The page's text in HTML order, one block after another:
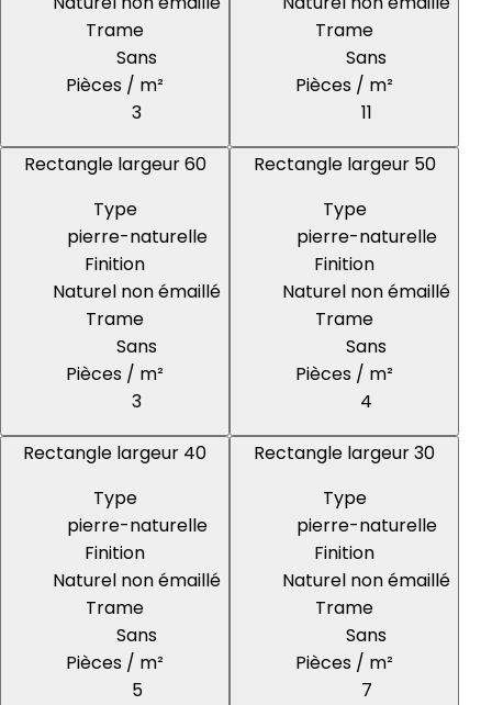
Trame
Sans
Pièces / m²
3
Trame
Sans
Pièces / m²
11
Rectangle largeur 60
Type
pierre-naturelle
Finition
Naturel non émaillé
Trame
Sans
Pièces / m²
3
Rectangle largeur 50
Type
pierre-naturelle
Finition
Naturel non émaillé
Trame
Sans
Pièces / m²
4
Rectangle largeur 40
Type
pierre-naturelle
Finition
Naturel non émaillé
Trame
Sans
Pièces / m²
5
Rectangle largeur 30
Type
pierre-naturelle
Finition
Naturel non émaillé
Trame
Sans
Pièces / m²
7